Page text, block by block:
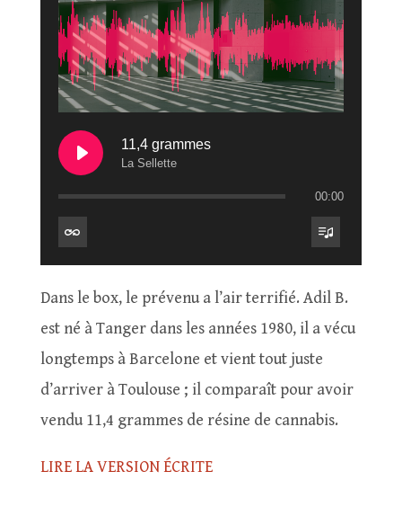
11,4 grammes
La Sellette
00:00
Dans le box, le prévenu a l’air terrifié. Adil B.
est né à Tanger dans les années 1980, il a vécu
longtemps à Barcelone et vient tout juste
d’arriver à Toulouse ; il comparaît pour avoir
vendu 11,4 grammes de résine de cannabis.
LIRE LA VERSION ÉCRITE